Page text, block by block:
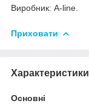
Виробник: A-line.
Приховати
Характеристики
Основні